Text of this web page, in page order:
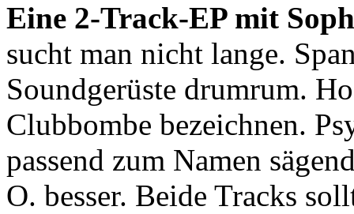
Eine 2-Track-EP mit
sucht man nicht lange.
Soundgerüste drumrum.
Clubbombe bezeichnen.
passend zum Namen
O. besser. Beide Tracks